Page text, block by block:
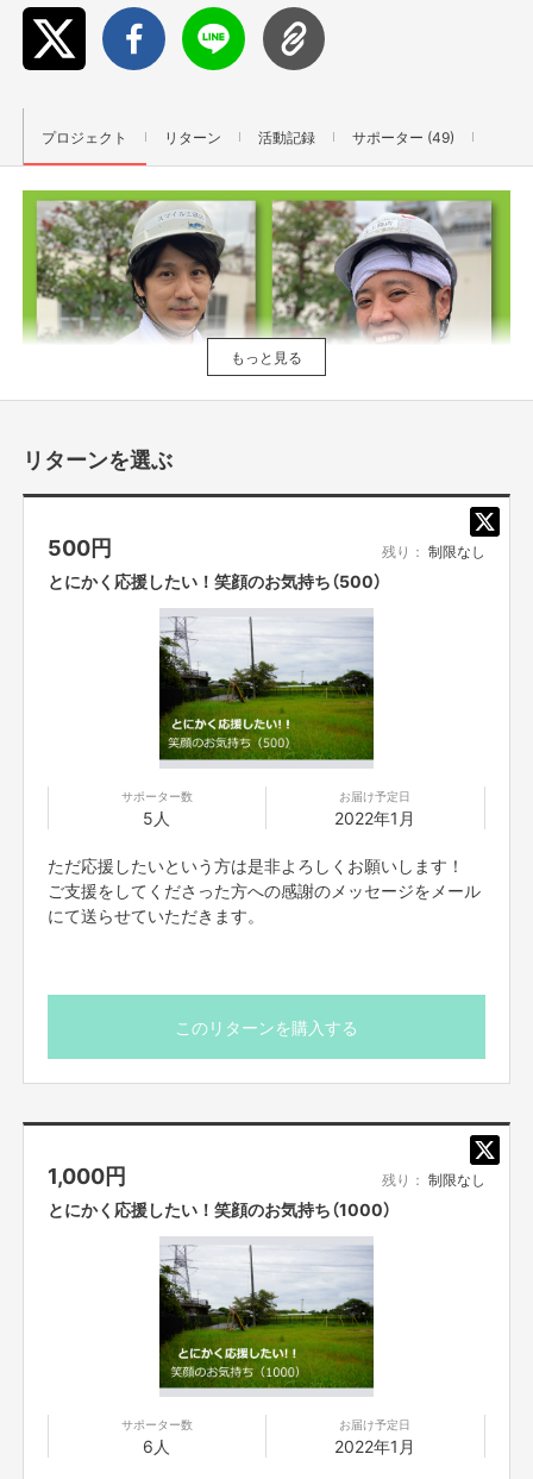
プロジェクト リターン 活動記録 サポーター (49)
たくさんのご応募ありがとうございました！
「応援したい！」「問題解決！」「こんな事出来たらいいな！」
など「身近な人を笑顔に出来る事」を募ったところ、
たくさんのご応募を頂きました。
ご応募いただいた皆さま、ありがとうございました。
番組ではすべてに目を通させていただき、
その中から３つのお声を選ばせて頂きました。
プロジェクト実現に向かって、
クラウドファンディングにて皆さまのお力をお貸し下さい！
※応募はすでに終了しています。
プロジェクト決定！
二つ目のプロジェクトは、
『遊具が少ない近所の公園を
“スマイルプロジェクト“に届いたお声がこちらです。
-----------------------------------------------------
私の住む京都府相楽郡精華町という地域にある
植田児童遊園に関しての応募です
子どもの数も増えてるのですが、
公園の周りは春には桜がすごく綺麗なので、
子ども達やお年寄りも集まるような公園にしたいんです。
「毎週見てるせやねん！を見て、これや！！」と思いました。
よろしくお願いします！
----------------------------------------------------
さっそく、プロジェクトの依頼者に取材しました。
「私が子どもの頃に遊んでいた遊具も未だにあるんです」と
明るくお話をしていただいたのは、自身もお孫さんが
もっと見る
リターンを選ぶ
500円 残り： 制限なし
とにかく応援したい！笑顔のお気持ち（500）
サポーター数
5人
お届け予定日
2022年1月
ただ応援したいという方は是非よろしくお願いします！
ご支援をしてくださった方への感謝のメッセージをメール
にて送らせていただきます。
このリターンを購入する
1,000円 残り： 制限なし
とにかく応援したい！笑顔のお気持ち（1000）
サポーター数
6人
お届け予定日
2022年1月